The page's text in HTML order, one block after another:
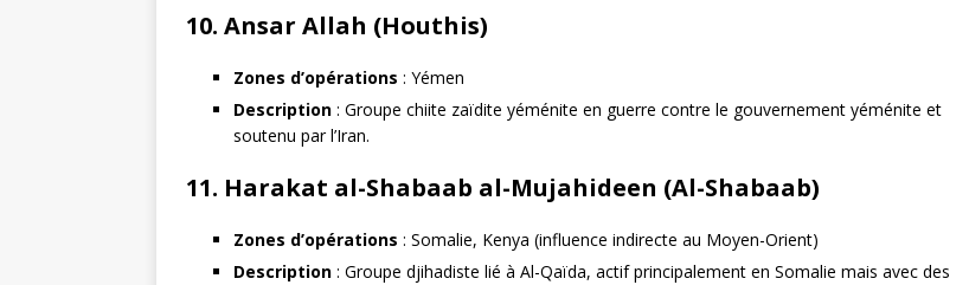
10. Ansar Allah (Houthis)
Zones d’opérations : Yémen
Description : Groupe chiite zaïdite yéménite en guerre contre le gouvernement yéménite et
soutenu par l’Iran.
11. Harakat al-Shabaab al-Mujahideen (Al-Shabaab)
Zones d’opérations : Somalie, Kenya (influence indirecte au Moyen-Orient)
Description : Groupe djihadiste lié à Al-Qaïda, actif principalement en Somalie mais avec des